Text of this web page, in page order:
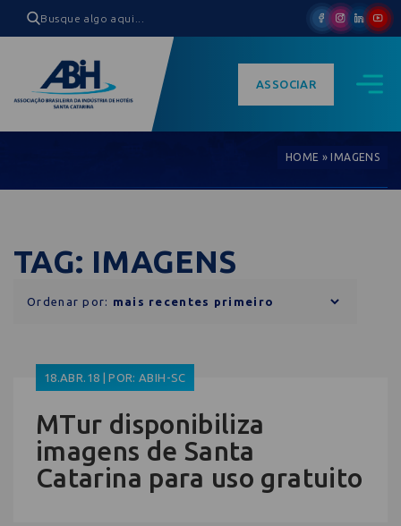
ASSOCIAR
HOME »IMAGENS
TAG: IMAGENS
Ordenar por:
18.ABR.18 | POR: ABIH-SC
MTur disponibiliza
imagens de Santa
Catarina para uso gratuito